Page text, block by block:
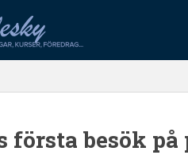
första besök